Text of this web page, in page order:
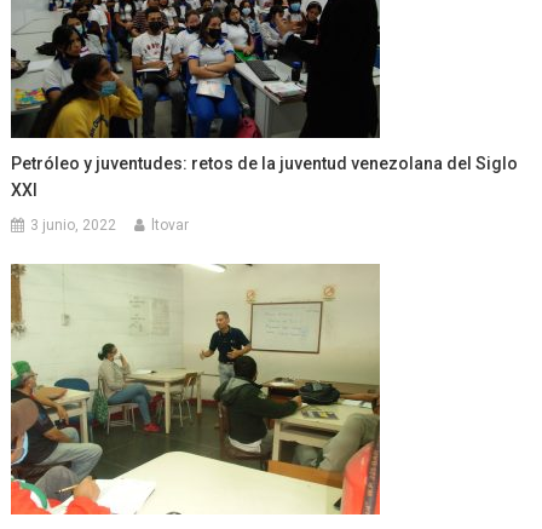
Petróleo y juventudes: retos de la juventud venezolana del Siglo
XXI
3 junio, 2022 ltovar